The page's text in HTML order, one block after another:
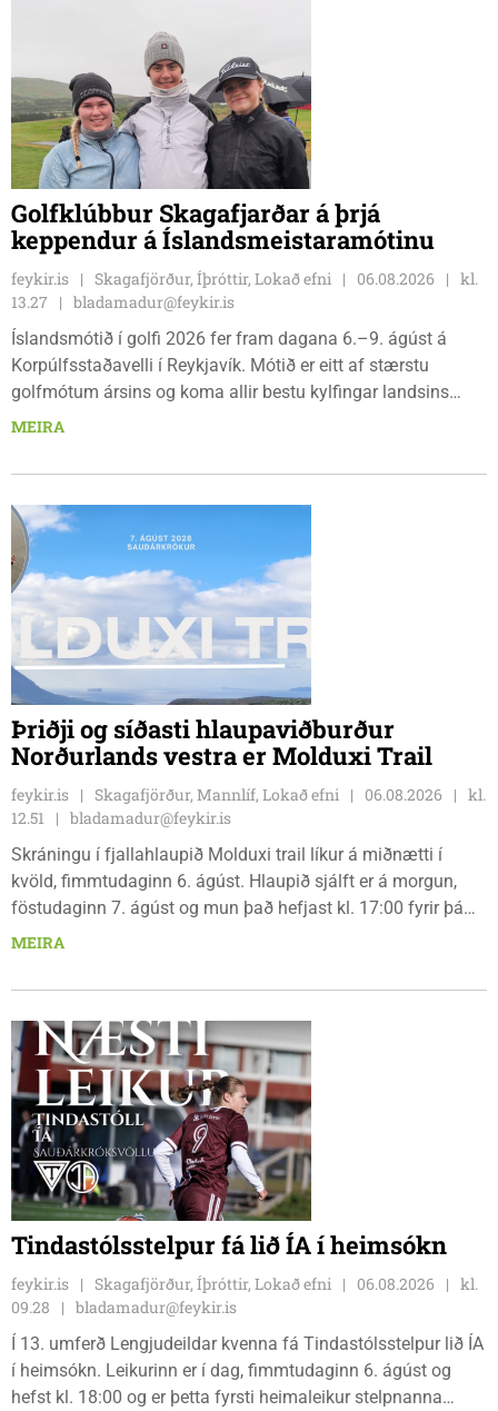
Golfklúbbur Skagafjarðar á þrjá
keppendur á Íslandsmeistaramótinu
feykir.is Skagafjörður, Íþróttir, Lokað efni 06.08.2026
kl.
13.27
bladamadur@feykir.is
Íslandsmótið í golfi 2026 fer fram dagana 6.–9. ágúst á
Korpúlfsstaðavelli í Reykjavík. Mótið er eitt af stærstu
golfmótum ársins og koma allir bestu kylfingar landsins
saman til að sýna hæfileika sína. Golfklúbbur Skagafjarðar
Dagbjörtu Sísí Einarsdóttur, sem er nýkrýndur klúbbmeistari
MEIRA
Þriðji og síðasti hlaupaviðburður
Norðurlands vestra er Molduxi Trail
feykir.is Skagafjörður, Mannlíf, Lokað efni 06.08.2026
kl.
12.51
bladamadur@feykir.is
Skráningu í fjallahlaupið Molduxi trail líkur á miðnætti í
kvöld, fimmtudaginn 6. ágúst. Hlaupið sjálft er á morgun,
föstudaginn 7. ágúst og mun það hefjast kl. 17:00 fyrir þá
keppendur sem ætla sér 20 km em kl. 18:00 fyrir 12 km
fjölbrautaskólans en þar er líka komið í mark þannig
styðja hlauparana áfram.
MEIRA
Tindastólsstelpur fá lið ÍA í heimsókn
feykir.is Skagafjörður, Íþróttir, Lokað efni 06.08.2026
kl.
09.28
bladamadur@feykir.is
Í 13. umferð Lengjudeildar kvenna fá Tindastólsstelpur lið ÍA
í heimsókn. Leikurinn er í dag, fimmtudaginn 6. ágúst og
hefst kl. 18:00 og er þetta fyrsti heimaleikur stelpnanna